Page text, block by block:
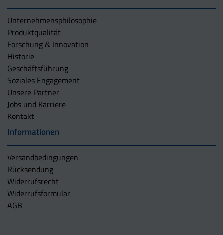
Unternehmens­philosophie
Produktqualität
Forschung & Innovation
Historie
Geschäftsführung
Soziales Engagement
Unsere Partner
Jobs und Karriere
Kontakt
Informationen
Versandbedingungen
Rücksendung
Widerrufsrecht
Widerrufsformular
AGB